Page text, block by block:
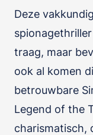
Deze
traag, maar
ook al komen
betrouwbare
Legend of the
charismatisch,